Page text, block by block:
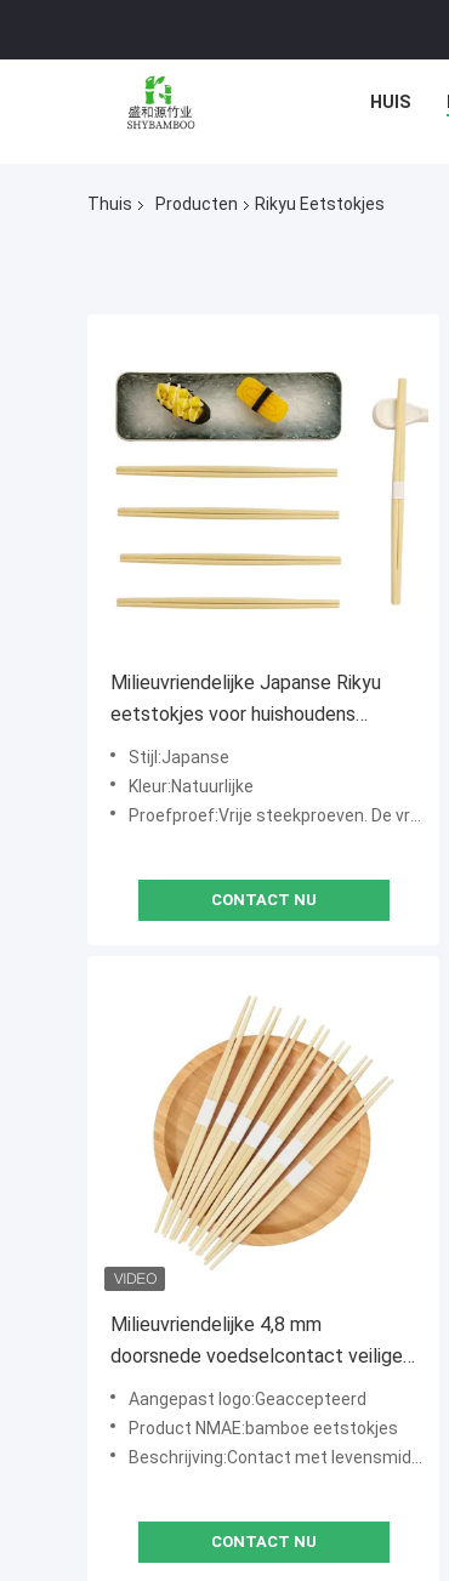
HUIS
Thuis Producten Rikyu Eetstokjes
Milieuvriendelijke Japanse Rikyu
eetstokjes voor huishoudens
Restaurant Persoonlijk logo Op
maat gemaakte verpakking
Stijl:Japanse
Kleur:Natuurlijke
Proefproef:Vrije steekproeven. De vracht verzamelt
CONTACT NU
Milieuvriendelijke 4,8 mm
doorsnede voedselcontact veilige
biologisch afbreekbare Rikyu
hapstokjes Japanse stijl
tweepuntige hapstokjes
Aangepast logo:Geaccepteerd
Product NMAE:bamboe eetstokjes
Beschrijving:Contact met levensmiddelenbrandkast
CONTACT NU